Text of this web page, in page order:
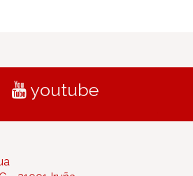
youtube